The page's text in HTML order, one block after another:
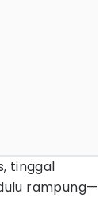
tinggal
rampung—